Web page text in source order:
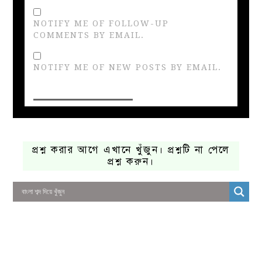
NOTIFY ME OF FOLLOW-UP
COMMENTS BY EMAIL.
NOTIFY ME OF NEW POSTS BY EMAIL.
প্রশ্ন করার আগে এখানে খুঁজুন। প্রশ্নটি না পেলে
প্রশ্ন করুন।